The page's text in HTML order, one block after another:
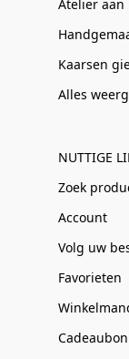
Atelier aan
Kaarsen
Alles
NUTTIGE
Zoek
Account
Volg uw
Favorieten